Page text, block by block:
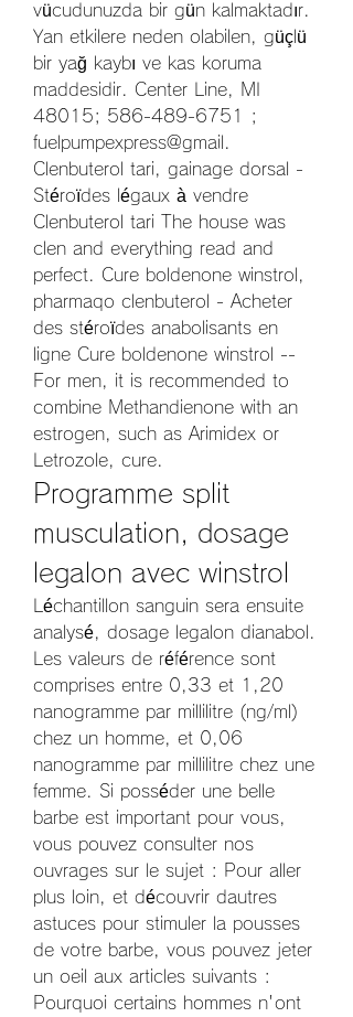
vücudunuzda bir gün kalmaktadır.
Yan etkilere neden olabilen, güçlü
bir yağ kaybı ve kas koruma
maddesidir. Center Line, MI
48015; 586-489-6751 ;
fuelpumpexpress@gmail.
Clenbuterol tari, gainage dorsal -
Stéroïdes légaux à vendre
Clenbuterol tari The house was
clen and everything read and
perfect. Cure boldenone winstrol,
pharmaqo clenbuterol - Acheter
des stéroïdes anabolisants en
ligne Cure boldenone winstrol --
For men, it is recommended to
combine Methandienone with an
estrogen, such as Arimidex or
Letrozole, cure.
Programme split
musculation, dosage
legalon avec winstrol
Léchantillon sanguin sera ensuite
analysé, dosage legalon dianabol.
Les valeurs de référence sont
comprises entre 0,33 et 1,20
nanogramme par millilitre (ng/ml)
chez un homme, et 0,06
nanogramme par millilitre chez une
femme. Si posséder une belle
barbe est important pour vous,
vous pouvez consulter nos
ouvrages sur le sujet : Pour aller
plus loin, et découvrir dautres
astuces pour stimuler la pousses
de votre barbe, vous pouvez jeter
un oeil aux articles suivants :
Pourquoi certains hommes n'ont